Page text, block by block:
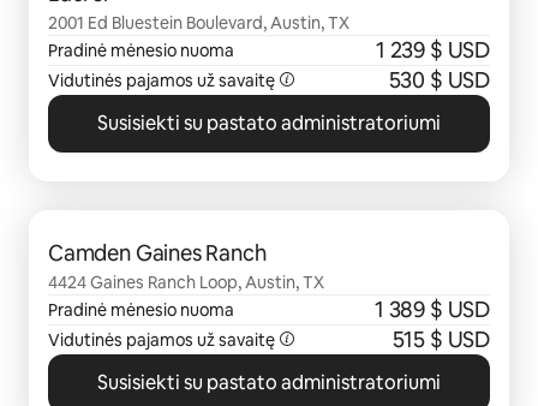
2001 Ed Bluestein Boulevard, Austin, TX
Pradinė mėnesio nuoma
1 239 $ USD
Vidutinės pajamos už savaitę 530 $ USD
Susisiekti su pastato administratoriumi
Camden Gaines Ranch
4424 Gaines Ranch Loop, Austin, TX
Pradinė mėnesio nuoma
1 389 $ USD
Vidutinės pajamos už savaitę 515 $ USD
Susisiekti su pastato administratoriumi